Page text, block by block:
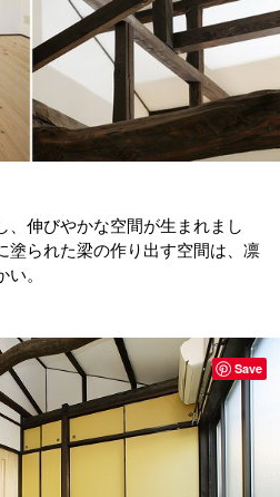
、伸びやかな空間が生まれまし
塗られた梁の作り出す空間は、凛
。
Save